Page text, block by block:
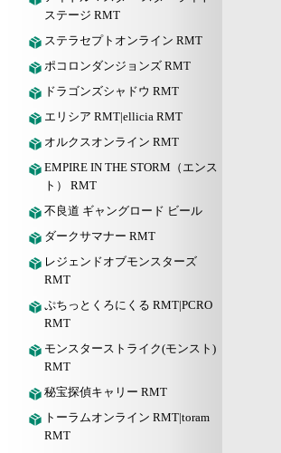
ステージ RMT
ステラセプトオンライン RMT
ポコロンダンジョンズ RMT
ドラゴンズシャドウ RMT
エリシア RMT|ellicia RMT
オルクスオンライン RMT
EMPIRE IN THE STORM（エンス
ト） RMT
不良道 ギャングロード ビール
ダークサマナー RMT
レジェンドオブモンスターズ
RMT
ぷちっとくろにくる RMT|PCRO
RMT
モンスターストライク(モンスト)
RMT
秘宝探偵キャリー RMT
トーラムオンライン RMT|toram
RMT